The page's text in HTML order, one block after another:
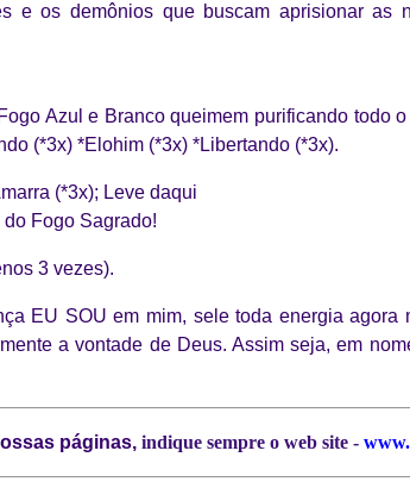
e os demônios que buscam aprisionar as
Azul e Branco queimem purificando todo
(*3x) *Elohim (*3x) *Libertando (*3x).
(*3x); Leve daqui
Fogo Sagrado!
3 vezes).
EU SOU em mim, sele toda energia
a vontade de Deus. Assim seja, em
páginas, indique sempre o web site -